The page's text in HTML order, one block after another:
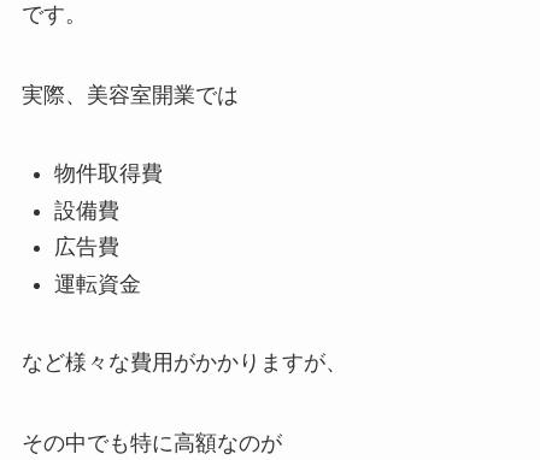
です。
実際、美容室開業では
物件取得費
設備費
広告費
運転資金
など様々な費用がかかりますが、
その中でも特に高額なのが